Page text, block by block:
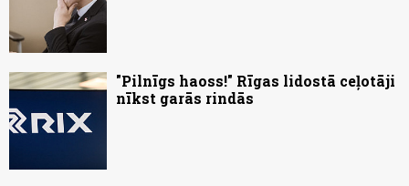
"Pilnīgs haoss!" Rīgas lidostā ceļotāji
nīkst garās rindās